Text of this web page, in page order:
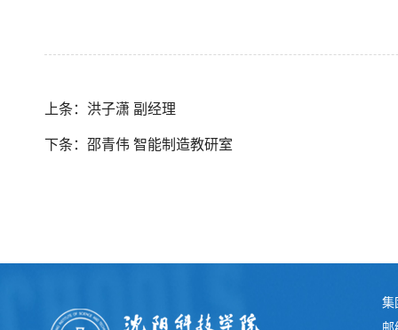
上条：洪子潇 副经理
下条：邵青伟 智能制造教研室
集